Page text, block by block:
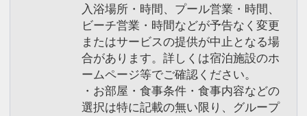
入浴場所・時間、プール営業・時間、
ビーチ営業・時間などが予告なく変更
またはサービスの提供が中止となる場
合があります。詳しくは宿泊施設のホ
ームページ等でご確認ください。
・お部屋・食事条件・食事内容などの
選択は特に記載の無い限り、グループ